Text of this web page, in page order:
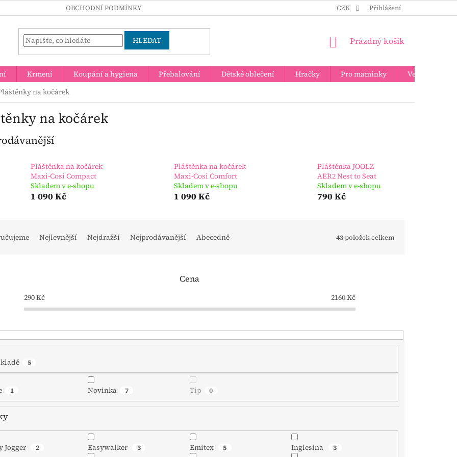
OBCHODNÍ PODMÍNKY CZK Přihlášení
HLEDAT
NÁKUPNÍ
Prázdný košík
Krmení Koupání a hygiena Přebalování Dětské oblečení Hračky Pro maminky
Velkoobchod
na kočárek
na kočárek
Pláštěnka na kočárek
Maxi-Cosi Compact
Skladem v e-shopu
1 090 Kč
Pláštěnka na kočárek
Maxi-Cosi Comfort
Skladem v e-shopu
1 090 Kč
Pláštěnka JOOLZ
AER2 Nest to Seat
Skladem v e-shopu
790 Kč
Nejlevnější Nejdražší Nejprodávanější Abecedně 43položek celkem
Cena
290Kč 2160Kč
5
1 Novinka 7 Tip 0
Jogger 2 Easywalker 3 Emitex 5 Inglesina 3